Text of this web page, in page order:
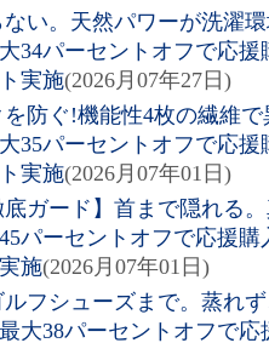
い。天然パワーが洗濯
34パーセントオフで応
実施(2026月07年27日)
防ぐ!機能性4枚の繊維
35パーセントオフで応
実施(2026月07年01日)
底ガード】首まで隠れる
パーセントオフで応援
施(2026月07年01日)
フシューズまで。蒸れ
大38パーセントオフで